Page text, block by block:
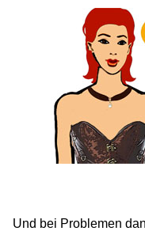
Und bei Problemen